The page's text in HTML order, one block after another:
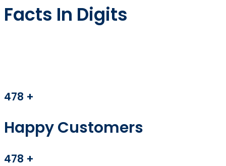
Facts In Digits
478 +
Happy Customers
478 +